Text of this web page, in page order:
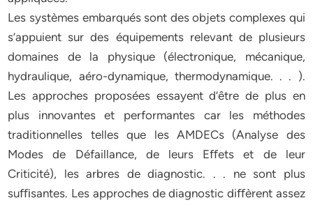
Les systèmes embarqués sont des objets complexes qui
s’appuient sur des équipements relevant de plusieurs
domaines de la physique (électronique, mécanique,
hydraulique, aéro-dynamique, thermodynamique. . . ).
Les approches proposées essayent d’être de plus en
plus innovantes et performantes car les méthodes
traditionnelles telles que les AMDECs (Analyse des
Modes de Défaillance, de leurs Eﬀets et de leur
Criticité), les arbres de diagnostic. . . ne sont plus
suﬃsantes. Les approches de diagnostic diﬀèrent assez